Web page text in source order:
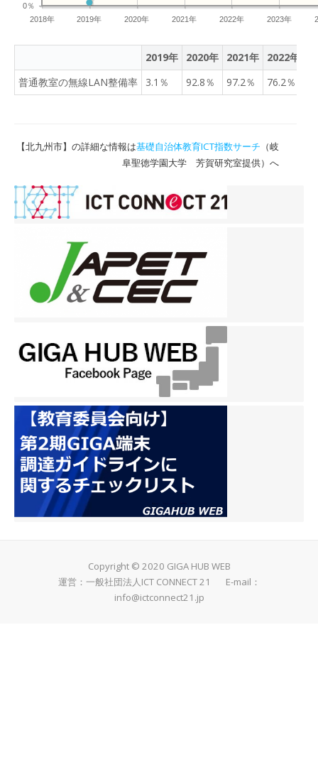
2018年 2019年 2020年 2021年 2022年 2023年
0％
2019年 2020年 2021年 2022年
普通教室の無線LAN整備率
3.1％ 92.8％ 97.2％ 76.2％
【北九州市】の詳細な情報は基礎自治体教育ICT指数サーチ （岐
阜聖徳学園大学 芳賀研究室提供）へ
Copyright © 2020 GIGA HUB WEB
運営：一般社団法人ICT CONNECT 21 E-mail：
info@ictconnect21.jp